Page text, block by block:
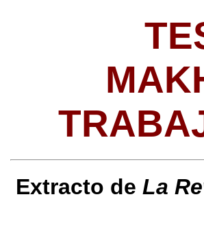
Extracto de La